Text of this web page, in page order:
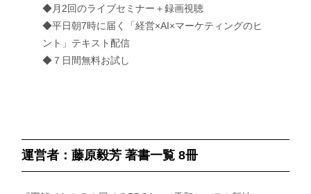
◆月2回のライブセミナー＋録画視聴
◆平日朝7時に届く「経営×AI×マーケティングのヒ
ント」テキスト配信
◆７日間無料お試し
運営者：藤原毅芳 著書一覧 8冊